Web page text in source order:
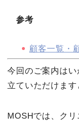
参考
顧客一覧・
今回のご案内は
立ていただけます
MOSHでは、ク